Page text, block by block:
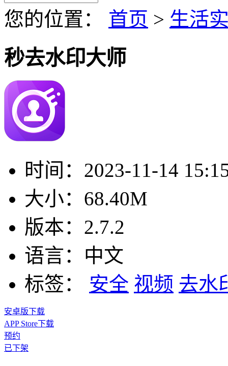
您的位置： 首页 > 生活
秒去水印大师
时间： 2023-11-14
大小： 68.40M
版本： 2.7.2
语言： 中文
标签：
安全 视频 去水
安卓版下载
APP Store下载
预约
已下架